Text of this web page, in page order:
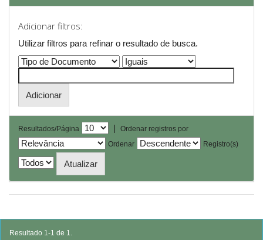
Adicionar filtros:
Utilizar filtros para refinar o resultado de busca.
Resultados/Página |
Ordenar registros por
Ordenar
Registro(s)
Resultado 1-1 de 1.